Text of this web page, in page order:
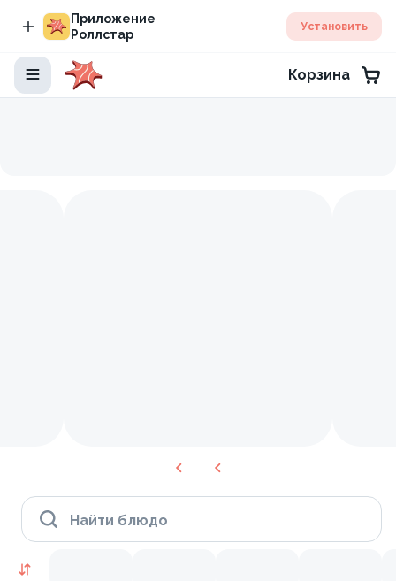
Приложение
Роллстар
Установить
Корзина
Найти блюдо